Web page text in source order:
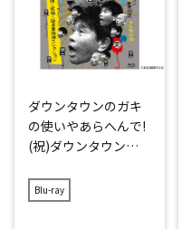
ダウンタウンのガキ
の使いやあらへんで!
(祝)ダウンタウン結
初回限定永久保存版
(28)(愛)D-1グランプ
Blu-ray